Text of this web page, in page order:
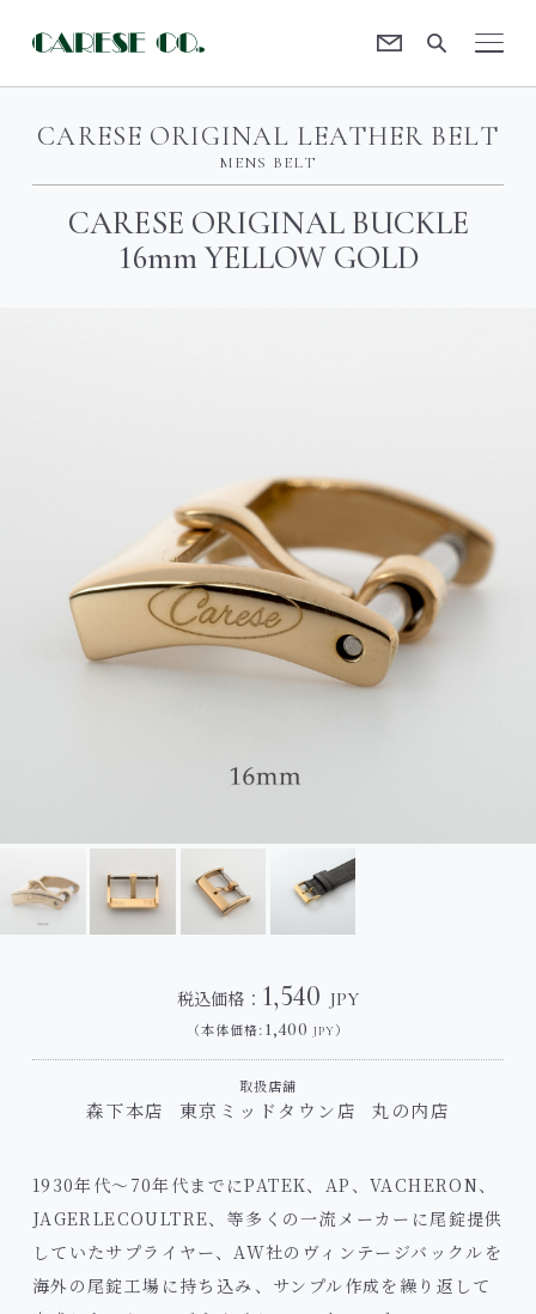
CARESE ORIGINAL LEATHER BELT
MENS BELT
CARESE ORIGINAL BUCKLE
16mm YELLOW GOLD
税込価格： 1,540 JPY
（本体価格:1,400 JPY）
取扱店舗
森下本店 東京ミッドタウン店 丸の内店
1930年代～70年代までにPATEK、AP、VACHERON、
JAGERLECOULTRE、等多くの一流メーカーに尾錠提供
していたサプライヤー、AW社のヴィンテージバックルを
海外の尾錠工場に持ち込み、サンプル作成を繰り返して